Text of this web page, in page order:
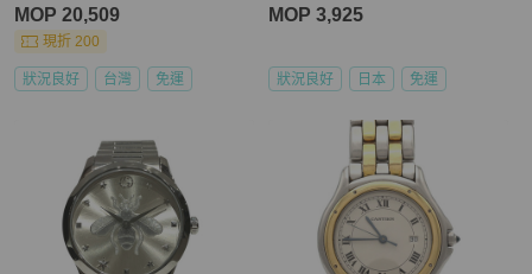
MOP 20,509
現折 200
狀況良好 台灣 免運
MOP 3,925
狀況良好 日本 免運